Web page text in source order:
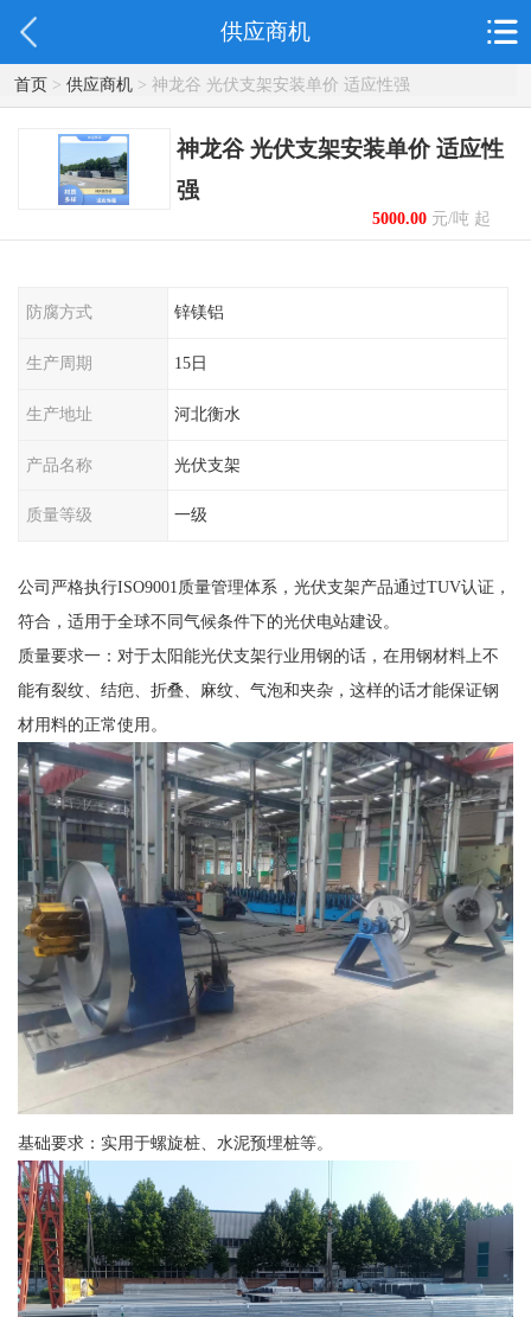
供应商机
首页> 供应商机> 神龙谷 光伏支架安装单价 适应性强
神龙谷 光伏支架安装单价 适应性
强
5000.00元/吨 起
防腐方式 锌镁铝
生产周期 15日
生产地址 河北衡水
产品名称 光伏支架
质量等级 一级
公司严格执行ISO9001质量管理体系，光伏支架产品通过TUV认证，
符合，适用于全球不同气候条件下的光伏电站建设。
质量要求一：对于太阳能光伏支架行业用钢的话，在用钢材料上不
能有裂纹、结疤、折叠、麻纹、气泡和夹杂，这样的话才能保证钢
材用料的正常使用。
基础要求：实用于螺旋桩、水泥预埋桩等。